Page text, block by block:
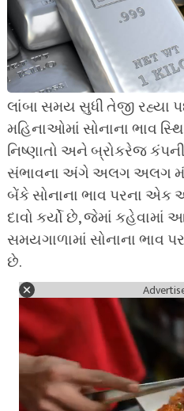
લાંબા સમય સુધી તેજી રહ્યા
મહિનાઓમાં સોનાના ભાવ
નિષ્ણાતો અને બ્રોકરેજ
સંભાવના અંગે અલગ અલગ
બેંકે સોનાના ભાવ પરના
દાવો કર્યો છે, જેમાં
સમયગાળામાં સોનાના ભાવ
છે.